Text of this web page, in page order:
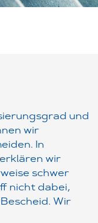
und
wir
In
wir
schwer
nicht dabei,
Wir